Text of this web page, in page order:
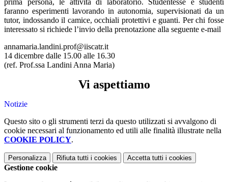
prima persona, le attività di laboratorio. Studentesse e studenti
faranno esperimenti lavorando in autonomia, supervisionati da un
tutor, indossando il camice, occhiali protettivi e guanti. Per chi fosse
interessato si richiede l’invio della prenotazione alla seguente e-mail
annamaria.landini.prof@iiscatr.it
14 dicembre dalle 15.00 alle 16.30
(ref. Prof.ssa Landini Anna Maria)
Vi aspettiamo
Notizie
Questo sito o gli strumenti terzi da questo utilizzati si avvalgono di
cookie necessari al funzionamento ed utili alle finalità illustrate nella
COOKIE POLICY.
Personalizza Rifiuta tutti i cookies Accetta tutti i cookies
Gestione cookie